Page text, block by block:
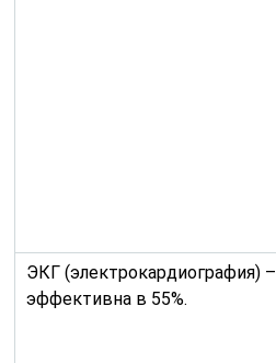
ЭКГ (электрокардиография) –
эффективна в 55%.